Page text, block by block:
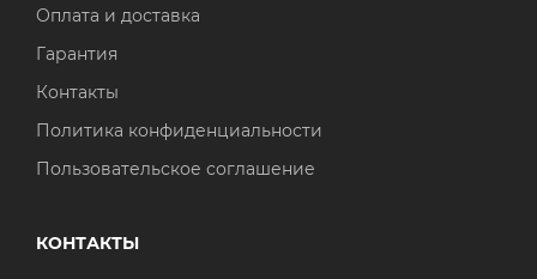
Оплата и доставка
Гарантия
Контакты
Политика конфиденциальности
Пользовательское соглашение
КОНТАКТЫ